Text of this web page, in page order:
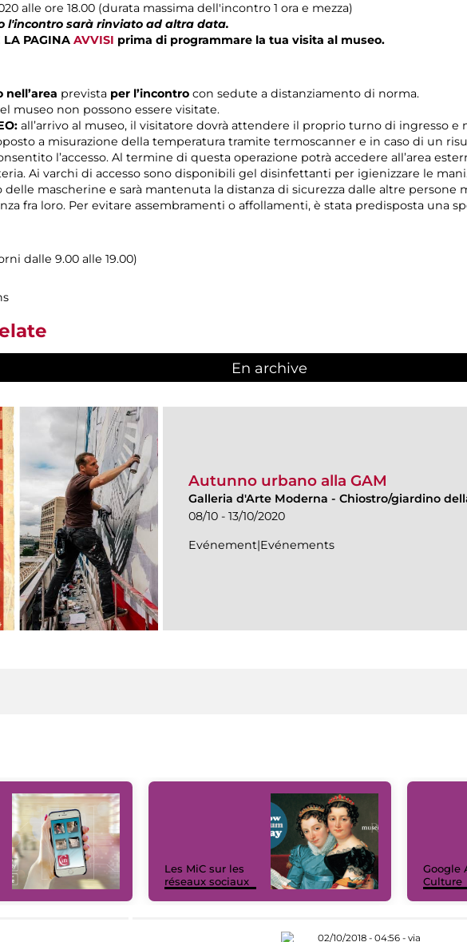
alle ore 18.00 (durata massima dell'incontro 1 ora e mezza)
l'incontro sarà rinviato ad altra data.
LA PAGINA AVVISI prima di programmare la tua visita al museo.
prevista per l’incontro con sedute a distanziamento di norma.
museo non possono essere visitate.
all’arrivo al museo, il visitatore dovrà attendere il proprio turno di ingresso e
a misurazione della temperatura tramite termoscanner e in caso di un
l’accesso. Al termine di questa operazione potrà accedere all’area
Ai varchi di accesso sono disponibili gel disinfettanti per igienizzare le
delle mascherine e sarà mantenuta la distanza di sicurezza dalle altre persone
fra loro. Per evitare assembramenti o affollamenti, è stata predisposta una
dalle 9.00 alle 19.00)
En archive
Autunno urbano alla GAM
Galleria d'Arte Moderna - Chiostro/giardino
08/10 - 13/10/2020
Evénement|Evénements
Les MiC sur les
réseaux sociaux
Google
Culture